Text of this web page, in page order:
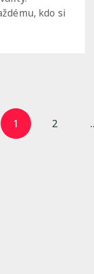
kdo si
1 2